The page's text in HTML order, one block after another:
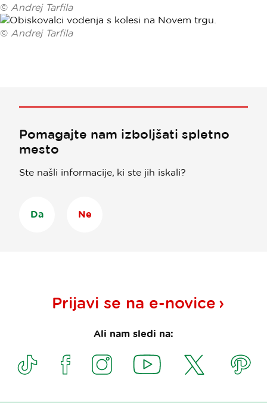
© Andrej Tarfila
© Andrej Tarfila
Pomagajte nam izboljšati spletno
mesto
Ste našli informacije, ki ste jih iskali?
Da Ne
Prijavi se na e-novice
Ali nam sledi na: